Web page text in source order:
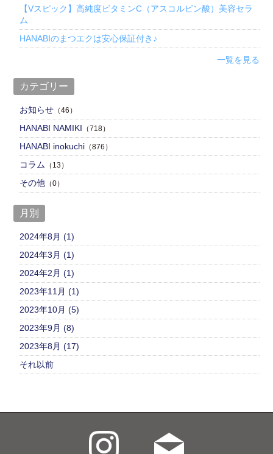
【Vスピック】高純度ビタミンC（アスコルビン酸）美容セラ
ム
HANABIのまつエクは安心保証付き♪
一覧を見る
カテゴリー
お知らせ （46）
HANABI NAMIKI （718）
HANABI inokuchi （876）
コラム （13）
その他 （0）
月別
2024年8月 (1)
2024年3月 (1)
2024年2月 (1)
2023年11月 (1)
2023年10月 (5)
2023年9月 (8)
2023年8月 (17)
それ以前